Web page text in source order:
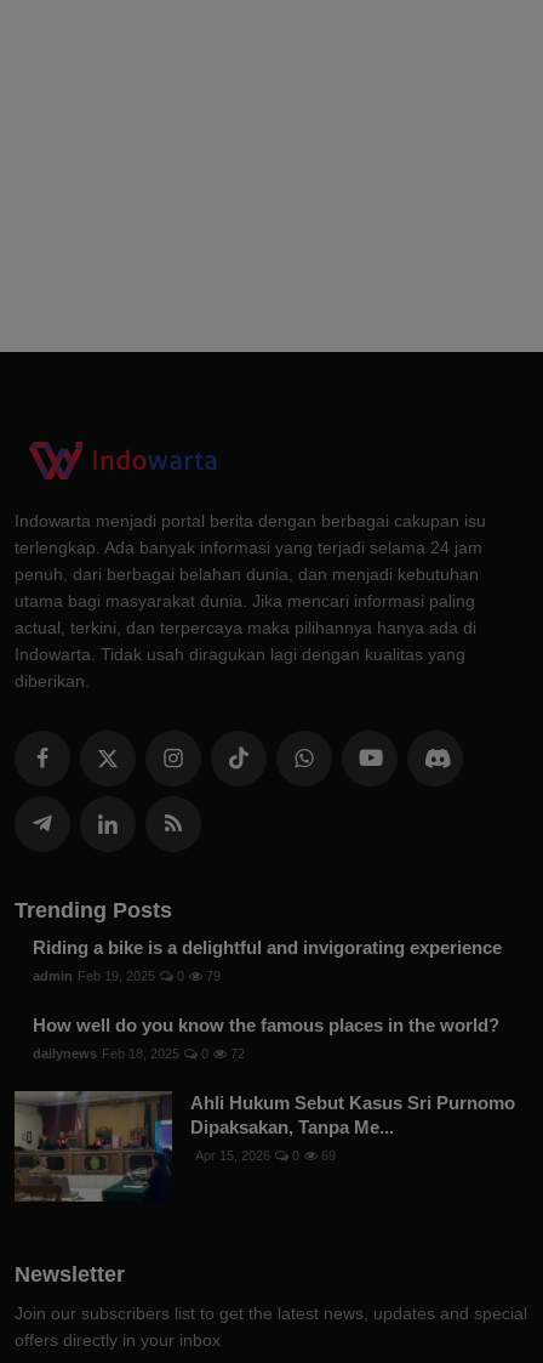
Indowarta menjadi portal berita dengan berbagai cakupan isu
terlengkap. Ada banyak informasi yang terjadi selama 24 jam
penuh, dari berbagai belahan dunia, dan menjadi kebutuhan
utama bagi masyarakat dunia. Jika mencari informasi paling
actual, terkini, dan terpercaya maka pilihannya hanya ada di
Indowarta. Tidak usah diragukan lagi dengan kualitas yang
diberikan.
Trending Posts
Riding a bike is a delightful and invigorating experience
admin Feb 19, 2025 0 79
How well do you know the famous places in the world?
dailynews Feb 18, 2025 0 72
Ahli Hukum Sebut Kasus Sri Purnomo
Dipaksakan, Tanpa Me...
Apr 15, 2026 0 69
Newsletter
Join our subscribers list to get the latest news, updates and special
offers directly in your inbox